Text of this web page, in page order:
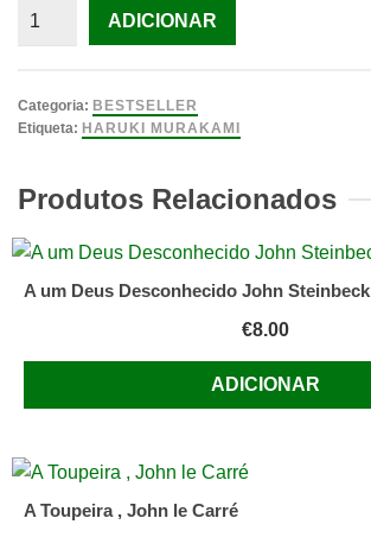
Quantidade
Volume
1
Haruki
ADICIONAR
Categoria: BESTSELLER
Etiqueta: HARUKI MURAKAMI
Produtos Relacionados
A um Deus Desconhecido John Steinbeck
€8.00
ADICIONAR
A Toupeira , John le Carré